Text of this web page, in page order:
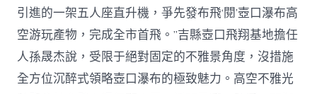
引進的一架五人座直升機，爭先發布飛‘閱’壺口瀑布高
空游玩產物，完成全市首飛。”吉縣壺口飛翔基地擔任
人孫晟杰說，受限于絕對固定的不雅景角度，沒措施
全方位沉醉式領略壺口瀑布的極致魅力。高空不雅光